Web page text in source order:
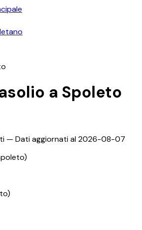
a Spoleto
— Dati aggiornati al2026-08-07